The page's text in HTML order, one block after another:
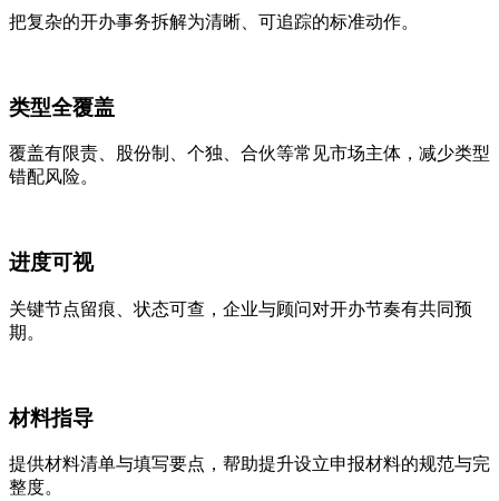
把复杂的开办事务拆解为清晰、可追踪的标准动作。
类型全覆盖
覆盖有限责、股份制、个独、合伙等常见市场主体，减少类型
错配风险。
进度可视
关键节点留痕、状态可查，企业与顾问对开办节奏有共同预
期。
材料指导
提供材料清单与填写要点，帮助提升设立申报材料的规范与完
整度。